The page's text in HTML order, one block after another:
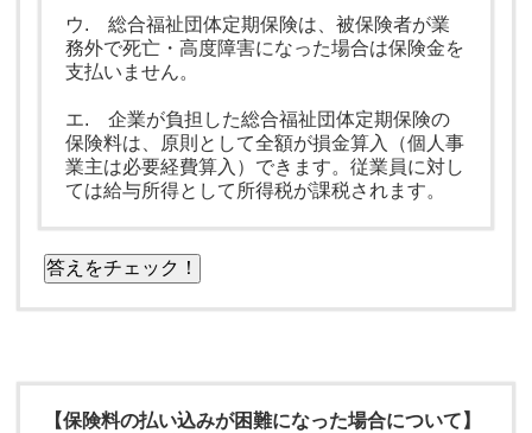
ウ. 総合福祉団体定期保険は、被保険者が業
務外で死亡・高度障害になった場合は保険金を
支払いません。
エ. 企業が負担した総合福祉団体定期保険の
保険料は、原則として全額が損金算入（個人事
業主は必要経費算入）できます。従業員に対し
ては給与所得として所得税が課税されます。
答えをチェック！
【保険料の払い込みが困難になった場合について】